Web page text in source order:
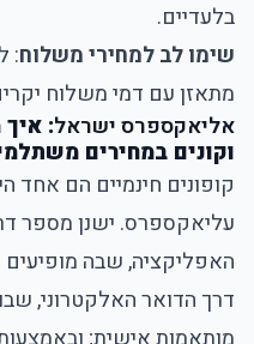
בלעדיים.
שימו לב למחירי משלוח:
מתאזן עם דמי משלוח
אליאקספרס ישראל: איך
וקונים במחירים
קופונים חינמיים הם אחד
עליאקספרס. ישנן מספר
האפליקציה, שבה מופיעים
דרך הדואר האלקטרוני,